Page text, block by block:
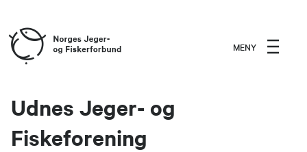
MENY
Udnes Jeger- og
Fiskeforening